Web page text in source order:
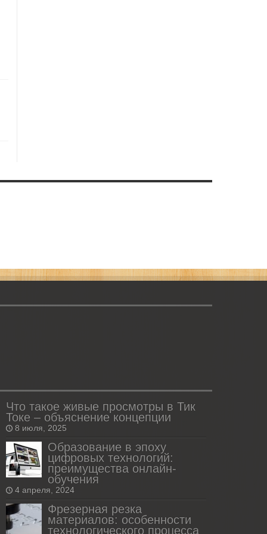
Что такое живые просмотры в Тик
Токе – объяснение концепции
8 июля, 2025
Образование в эпоху
цифровых технологий:
преимущества онлайн-
обучения
4 апреля, 2024
Фрезерная резка
материалов: особенности
технологического процесса